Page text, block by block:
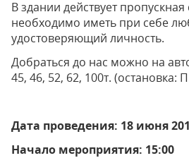
В здании действует пропускная
необходимо иметь при себе
удостоверяющий личность.
Добраться до нас можно на
45, 46, 52, 62, 100т. (остановка:
Дата проведения: 18 июня
Начало мероприятия: 15:00